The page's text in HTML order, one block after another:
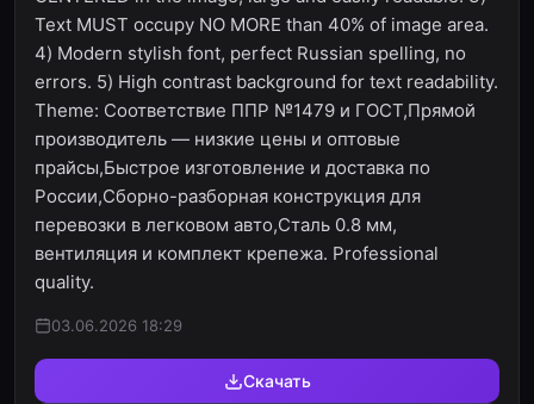
Text MUST occupy NO MORE than 40% of image area.
4) Modern stylish font, perfect Russian spelling, no
errors. 5) High contrast background for text readability.
Theme: Соответствие ППР №1479 и ГОСТ,Прямой
производитель — низкие цены и оптовые
прайсы,Быстрое изготовление и доставка по
России,Сборно-разборная конструкция для
перевозки в легковом авто,Сталь 0.8 мм,
вентиляция и комплект крепежа. Professional
quality.
03.06.2026 18:29
Скачать